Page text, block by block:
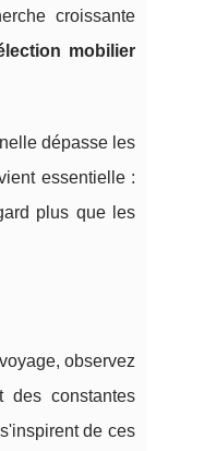
croissante
mobilier
dépasse les
essentielle :
plus que les
observez
des constantes
de ces